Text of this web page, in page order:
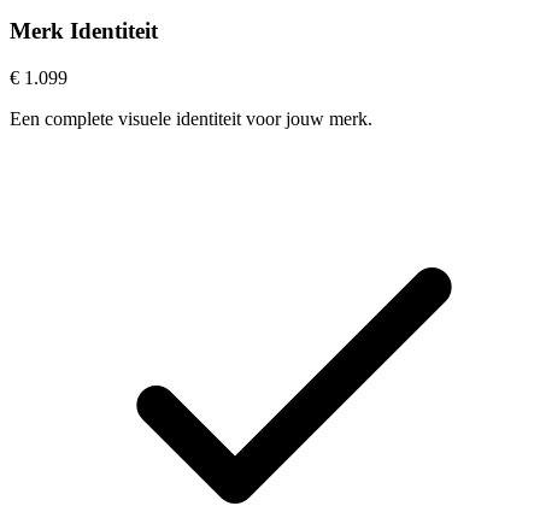
Merk Identiteit
€ 1.099
Een complete visuele identiteit voor jouw merk.